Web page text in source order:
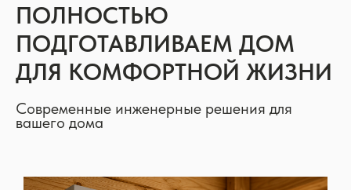
ПОЛНОСТЬЮ
ПОДГОТАВЛИВАЕМ ДОМ
ДЛЯ КОМФОРТНОЙ ЖИЗНИ
Современные инженерные решения для
вашего дома